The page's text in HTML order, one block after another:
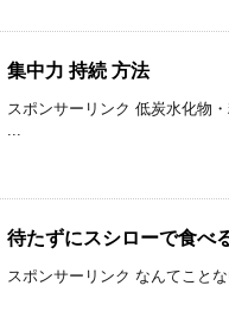
集中力 持続 方法
スポンサーリンク 低炭水化物
...
待たずにスシローで食べ
スポンサーリンク なんてこと